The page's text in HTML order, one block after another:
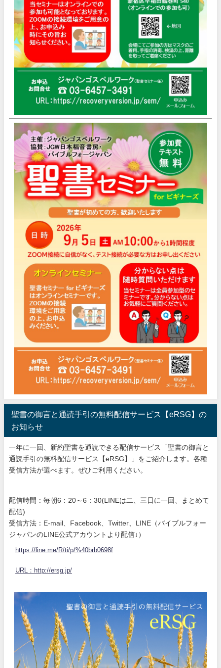
聖書の御言と通読手引の無料配信サービス【eRSG】の
お知らせ
一年に一回、新約聖書を通読できる配信サービス「聖書の御言と
通読手引の無料配信サービス【eRSG】」をご紹介します。各種
受信方法が選べます。ぜひご利用ください。
配信時間：毎朝6：20～6：30(LINEは二、三日に一回、まとめて
配信)
受信方法：E-mail、Facebook、Twitter、LINE（バイブルフォー
ジャパンのLINE公式アカウントより配信↓）
https://line.me/R/ti/p/%40brb0698f
URL：http://ersg.jp/